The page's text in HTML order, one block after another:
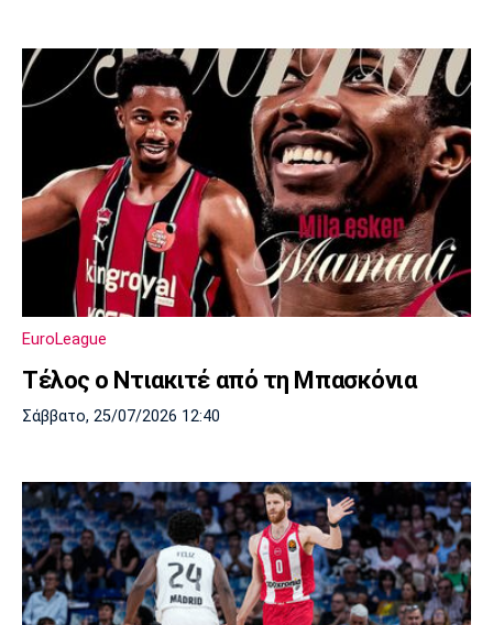
EuroLeague
Τέλος ο Ντιακιτέ από τη Μπασκόνια
Σάββατο, 25/07/2026 12:40